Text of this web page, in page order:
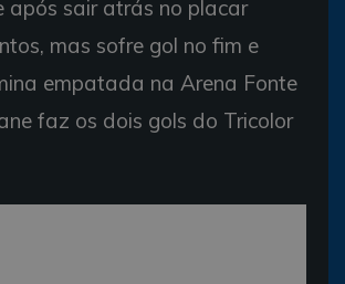
após sair atrás no placar
mas sofre gol no fim e
empatada na Arena Fonte
faz os dois gols do Tricolor